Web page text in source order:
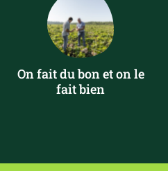
On fait du bon et on le
fait bien